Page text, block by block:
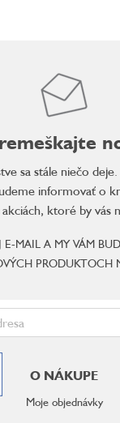
sa stále niečo
informovať o
ktoré by vás
E-MAIL A MY VÁM
PRODUKTOCH
O NÁKUPE
Moje objednávky